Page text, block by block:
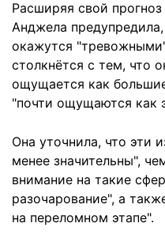
Расширяя свой
Анджела
окажутся
столкнётся с тем, что
ощущается как
"почти ощущаются как
Она уточнила, что эти
менее значительны",
внимание на такие
разочарование", а
на переломном этапе".